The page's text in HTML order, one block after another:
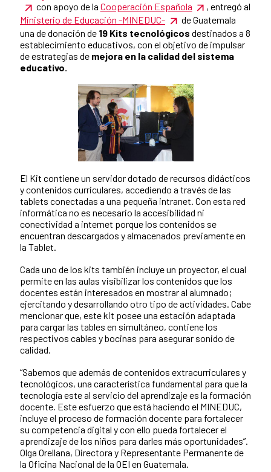
con apoyo de la Cooperación Española
, entregó al
Ministerio de Educación -MINEDUC-
de Guatemala
una de donación de 19 Kits tecnológicos destinados a 8
establecimiento educativos, con el objetivo de impulsar
de estrategias de mejora en la calidad del sistema
educativo.
El Kit contiene un servidor dotado de recursos didácticos
y contenidos curriculares, accediendo a través de las
tablets conectadas a una pequeña intranet. Con esta red
informática no es necesario la accesibilidad ni
conectividad a internet porque los contenidos se
encuentran descargados y almacenados previamente en
la Tablet.
Cada uno de los kits también incluye un proyector, el cual
permite en las aulas visibilizar los contenidos que los
docentes están interesados en mostrar al alumnado;
ejercitando y desarrollando otro tipo de actividades. Cabe
mencionar que, este kit posee una estación adaptada
para cargar las tables en simultáneo, contiene los
respectivos cables y bocinas para asegurar sonido de
calidad.
“Sabemos que además de contenidos extracurriculares y
tecnológicos, una característica fundamental para que la
tecnología este al servicio del aprendizaje es la formación
docente. Este esfuerzo que está haciendo el MINEDUC,
incluye el proceso de formación docente para fortalecer
su competencia digital y con ello pueda fortalecer el
aprendizaje de los niños para darles más oportunidades”.
Olga Orellana, Directora y Representante Permanente de
la Oficina Nacional de la OEI en Guatemala.